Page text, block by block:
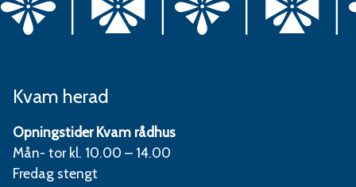
Kvam herad
Opningstider Kvam rådhus
Mån- tor kl. 10.00 – 14.00
Fredag stengt